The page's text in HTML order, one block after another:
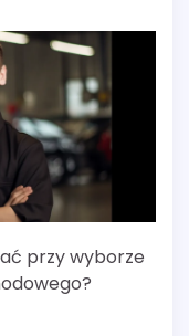
przy wyborze